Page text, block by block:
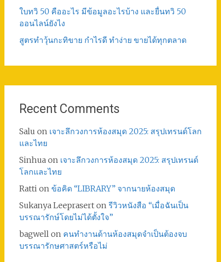
ใบทวิ 50 คืออะไร มีข้อมูลอะไรบ้าง และยื่นทวิ 50
ออนไลน์ยังไง
สูตรทําวุ้นกะทิขาย กำไรดี ทำง่าย ขายได้ทุกตลาด
Recent Comments
Salu on เจาะลึกวงการห้องสมุด 2025: สรุปเทรนด์โลก
และไทย
Sinhuaon เจาะลึกวงการห้องสมุด 2025: สรุปเทรนด์
โลกและไทย
Ratti on ข้อคิด “LIBRARY” จากนายห้องสมุด
Sukanya Leepraserton รีวิวหนังสือ “เมื่อฉันเป็น
บรรณารักษ์โดยไม่ได้ตั้งใจ”
bagwell on คนทำงานด้านห้องสมุดจำเป็นต้องจบ
บรรณารักษศาสตร์หรือไม่